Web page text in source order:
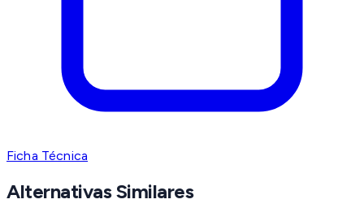
Ficha Técnica
Alternativas Similares